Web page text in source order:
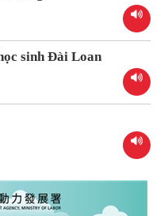
sinh Đài Loan